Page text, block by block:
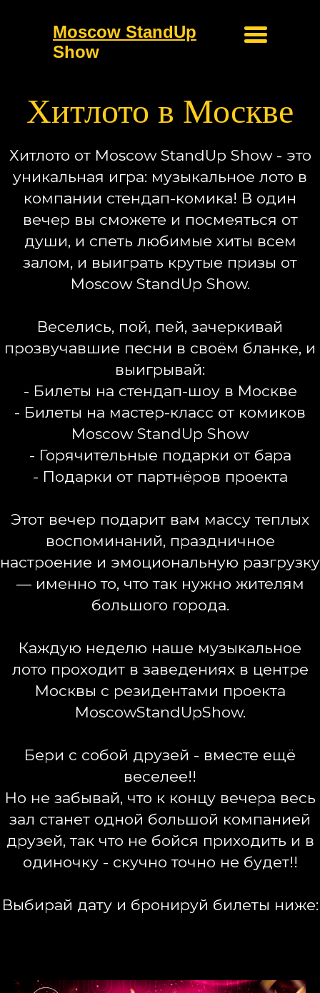
Moscow StandUp
Show
Хитлото в Москве
Хитлото от Moscow StandUp Show - это
уникальная игра: музыкальное лото в
компании стендап-комика! В один
вечер вы сможете и посмеяться от
души, и спеть любимые хиты всем
залом, и выиграть крутые призы от
Moscow StandUp Show.
Веселись, пой, пей, зачеркивай
прозвучавшие песни в своём бланке, и
выигрывай:
- Билеты на стендап-шоу в Москве
- Билеты на мастер-класс от комиков
Moscow StandUp Show
- Горячительные подарки от бара
- Подарки от партнёров проекта
Этот вечер подарит вам массу теплых
воспоминаний, праздничное
настроение и эмоциональную разгрузку
— именно то, что так нужно жителям
большого города.
Каждую неделю наше музыкальное
лото проходит в заведениях в центре
Москвы с резидентами проекта
MoscowStandUpShow.
Бери с собой друзей - вместе ещё
веселее!!
Но не забывай, что к концу вечера весь
зал станет одной большой компанией
друзей, так что не бойся приходить и в
одиночку - скучно точно не будет!!
Выбирай дату и бронируй билеты ниже: